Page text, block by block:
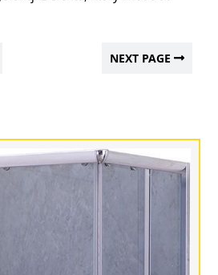
NEXT PAGE